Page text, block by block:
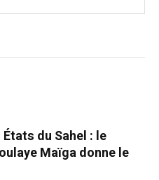
du Sahel : le
Maïga donne le